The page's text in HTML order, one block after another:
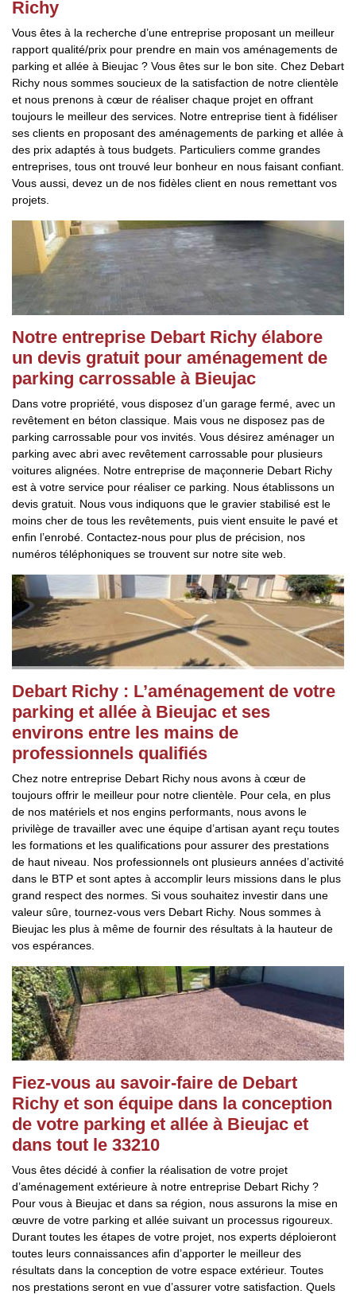
Richy
Vous êtes à la recherche d’une entreprise proposant un meilleur
rapport qualité/prix pour prendre en main vos aménagements de
parking et allée à Bieujac ? Vous êtes sur le bon site. Chez Debart
Richy nous sommes soucieux de la satisfaction de notre clientèle
et nous prenons à cœur de réaliser chaque projet en offrant
toujours le meilleur des services. Notre entreprise tient à fidéliser
ses clients en proposant des aménagements de parking et allée à
des prix adaptés à tous budgets. Particuliers comme grandes
entreprises, tous ont trouvé leur bonheur en nous faisant confiant.
Vous aussi, devez un de nos fidèles client en nous remettant vos
projets.
Notre entreprise Debart Richy élabore
un devis gratuit pour aménagement de
parking carrossable à Bieujac
Dans votre propriété, vous disposez d’un garage fermé, avec un
revêtement en béton classique. Mais vous ne disposez pas de
parking carrossable pour vos invités. Vous désirez aménager un
parking avec abri avec revêtement carrossable pour plusieurs
voitures alignées. Notre entreprise de maçonnerie Debart Richy
est à votre service pour réaliser ce parking. Nous établissons un
devis gratuit. Nous vous indiquons que le gravier stabilisé est le
moins cher de tous les revêtements, puis vient ensuite le pavé et
enfin l’enrobé. Contactez-nous pour plus de précision, nos
numéros téléphoniques se trouvent sur notre site web.
Debart Richy : L’aménagement de votre
parking et allée à Bieujac et ses
environs entre les mains de
professionnels qualifiés
Chez notre entreprise Debart Richy nous avons à cœur de
toujours offrir le meilleur pour notre clientèle. Pour cela, en plus
de nos matériels et nos engins performants, nous avons le
privilège de travailler avec une équipe d’artisan ayant reçu toutes
les formations et les qualifications pour assurer des prestations
de haut niveau. Nos professionnels ont plusieurs années d’activité
dans le BTP et sont aptes à accomplir leurs missions dans le plus
grand respect des normes. Si vous souhaitez investir dans une
valeur sûre, tournez-vous vers Debart Richy. Nous sommes à
Bieujac les plus à même de fournir des résultats à la hauteur de
vos espérances.
Fiez-vous au savoir-faire de Debart
Richy et son équipe dans la conception
de votre parking et allée à Bieujac et
dans tout le 33210
Vous êtes décidé à confier la réalisation de votre projet
d’aménagement extérieure à notre entreprise Debart Richy ?
Pour vous à Bieujac et dans sa région, nous assurons la mise en
œuvre de votre parking et allée suivant un processus rigoureux.
Durant toutes les étapes de votre projet, nos experts déploieront
toutes leurs connaissances afin d’apporter le meilleur des
résultats dans la conception de votre espace extérieur. Toutes
nos prestations seront en vue d’assurer votre satisfaction. Quels